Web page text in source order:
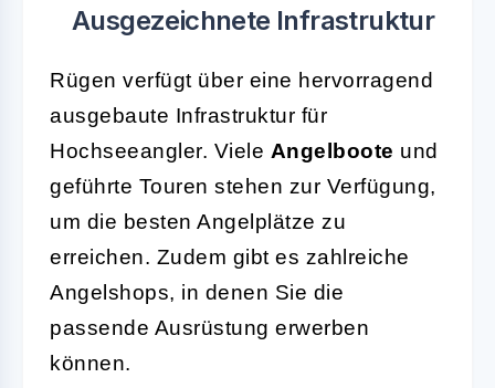
Ausgezeichnete Infrastruktur
Rügen verfügt über eine hervorragend
ausgebaute Infrastruktur für
Hochseeangler. Viele Angelboote und
geführte Touren stehen zur Verfügung,
um die besten Angelplätze zu
erreichen. Zudem gibt es zahlreiche
Angelshops, in denen Sie die
passende Ausrüstung erwerben
können.